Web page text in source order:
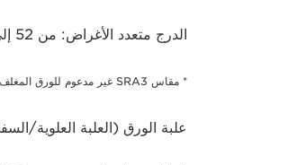
الدرج متعدد الأغراض: من 52 إلى 300 جم/م2*
* مقاس SRA3 غير مدعوم للورق المغلف (بوزن 257 - 300 جم/م²) والورق الثقيل (بوزن 257 - 300 جم/م²).
علبة الورق (العلبة العلوية/السفلية): بوزن